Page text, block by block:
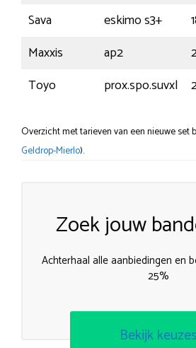
Sava
eskimo s3+
Maxxis
ap2
Toyo
prox.spo.suvxl
Overzicht met tarieven van een nieuwe set
Geldrop-Mierlo).
Zoek jouw
Achterhaal alle aanbiedingen en
25%
Bekijk keuzes